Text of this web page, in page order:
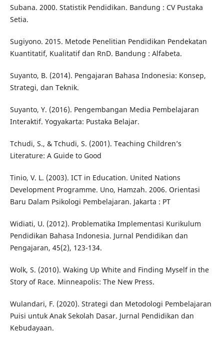
Subana. 2000. Statistik Pendidikan. Bandung : CV Pustaka
Setia.
Sugiyono. 2015. Metode Penelitian Pendidikan Pendekatan
Kuantitatif, Kualitatif dan RnD. Bandung : Alfabeta.
Suyanto, B. (2014). Pengajaran Bahasa Indonesia: Konsep,
Strategi, dan Teknik.
Suyanto, Y. (2016). Pengembangan Media Pembelajaran
Interaktif. Yogyakarta: Pustaka Belajar.
Tchudi, S., & Tchudi, S. (2001). Teaching Children’s
Literature: A Guide to Good
Tinio, V. L. (2003). ICT in Education. United Nations
Development Programme. Uno, Hamzah. 2006. Orientasi
Baru Dalam Psikologi Pembelajaran. Jakarta : PT
Widiati, U. (2012). Problematika Implementasi Kurikulum
Pendidikan Bahasa Indonesia. Jurnal Pendidikan dan
Pengajaran, 45(2), 123-134.
Wolk, S. (2010). Waking Up White and Finding Myself in the
Story of Race. Minneapolis: The New Press.
Wulandari, F. (2020). Strategi dan Metodologi Pembelajaran
Puisi untuk Anak Sekolah Dasar. Jurnal Pendidikan dan
Kebudayaan.